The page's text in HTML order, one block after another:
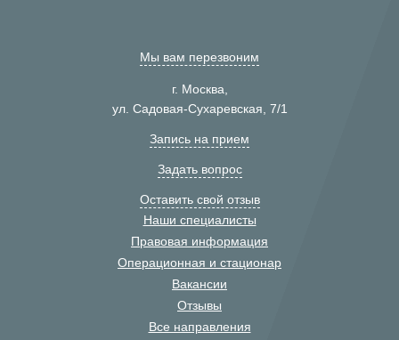
Мы вам перезвоним
г. Москва,
ул. Садовая-Сухаревская, 7/1
Запись на прием
Задать вопрос
Оставить свой отзыв
Наши специалисты
Правовая информация
Операционная и стационар
Вакансии
Отзывы
Все направления